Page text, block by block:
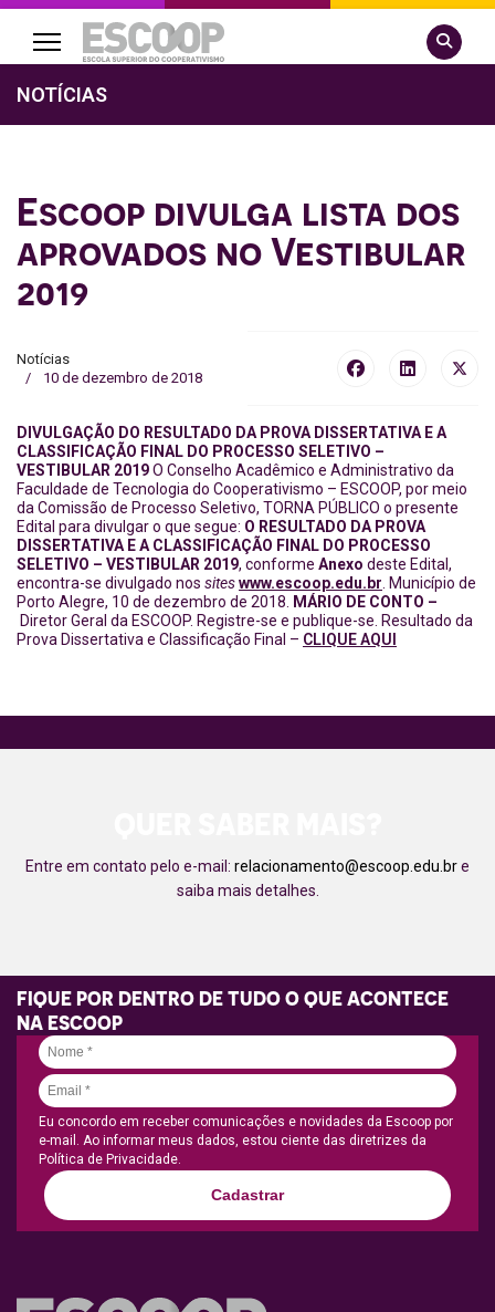
Pesquisar
NOTÍCIAS
Escoop divulga lista dos
aprovados no Vestibular
2019
Notícias
10 de dezembro de 2018
DIVULGAÇÃO DO RESULTADO DA PROVA DISSERTATIVA E A
CLASSIFICAÇÃO FINAL DO PROCESSO SELETIVO –
VESTIBULAR 2019O Conselho Acadêmico e Administrativo da
Faculdade de Tecnologia do Cooperativismo – ESCOOP, por meio
da Comissão de Processo Seletivo, TORNA PÚBLICO o presente
Edital para divulgar o que segue: O RESULTADO DA PROVA
DISSERTATIVA E A CLASSIFICAÇÃO FINAL DO PROCESSO
SELETIVO – VESTIBULAR 2019, conforme Anexo deste Edital,
encontra-se divulgado nos siteswww.escoop.edu.br . Município de
Porto Alegre, 10 de dezembro de 2018.
MÁRIO DE CONTO –
Diretor Geral da ESCOOP. Registre-se e publique-se. Resultado da
Prova Dissertativa e Classificação Final – CLIQUE AQUI
Entre em contato pelo e-mail: relacionamento@escoop.edu.bre
saiba mais detalhes.
FIQUE POR DENTRO DE TUDO O QUE ACONTECE
NA ESCOOP
Eu concordo em receber comunicações e novidades da Escoop por
e-mail. Ao informar meus dados, estou ciente das diretrizes da
Política de Privacidade.
Cadastrar